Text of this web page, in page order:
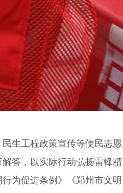
生工程政策宣传等便民志愿
答，以实际行动弘扬雷锋精
为促进条例》《郑州市文明